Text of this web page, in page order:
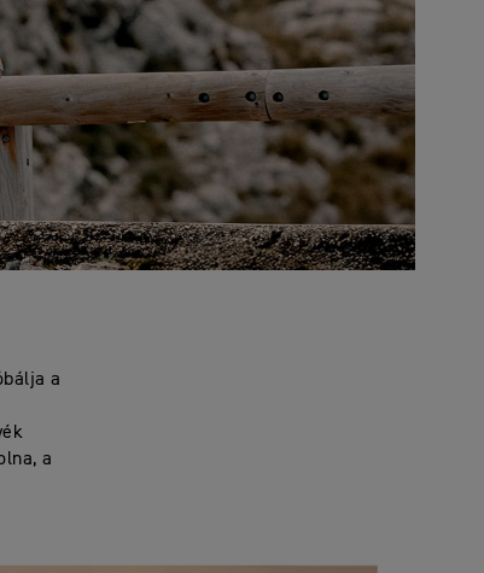
a
a